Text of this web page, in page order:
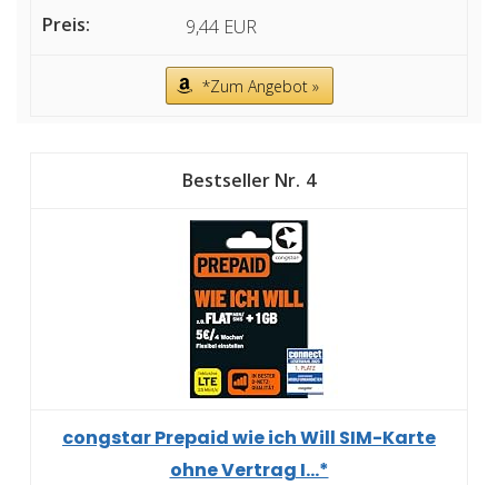
9,44 EUR
*Zum Angebot »
4
congstar Prepaid wie ich Will SIM-Karte
ohne Vertrag I...*